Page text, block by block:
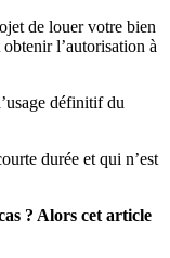
de louer votre bien
l’autorisation à
définitif du
durée et qui n’est
? Alors cet article